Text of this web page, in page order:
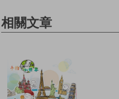
相關文章